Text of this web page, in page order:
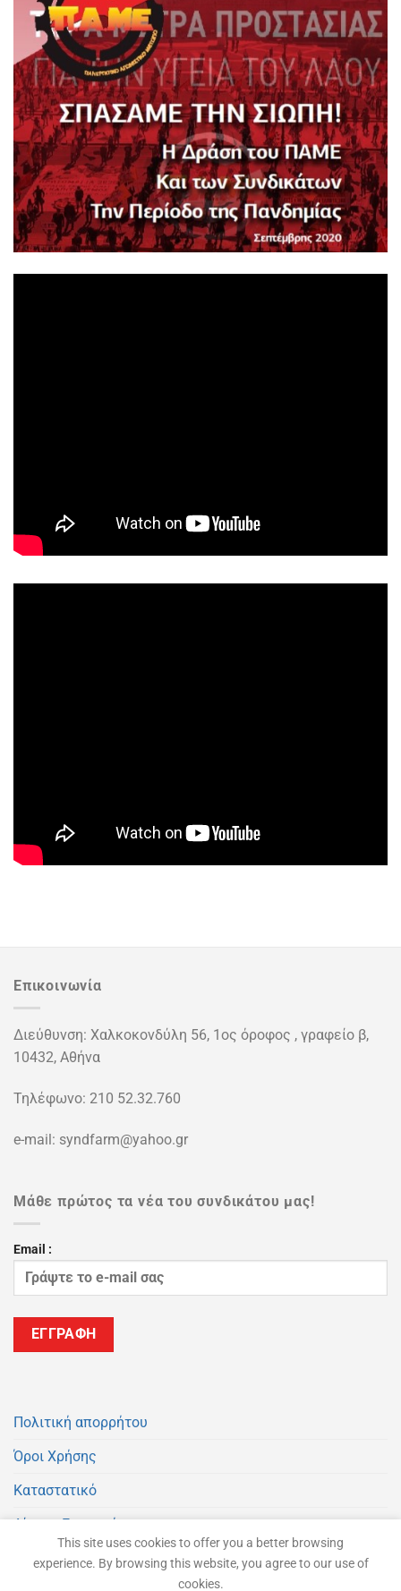
Επικοινωνία
Διεύθυνση: Χαλκοκονδύλη 56, 1ος όροφος , γραφείο β,
10432, Αθήνα
Τηλέφωνο: 210 52.32.760
e-mail: syndfarm@yahoo.gr
Μάθε πρώτος τα νέα του συνδικάτου μας!
Email :
Πολιτική απορρήτου
Όροι Χρήσης
Καταστατικό
Αίτηση Εγγραφής
Εγγραφή στο Newsletter
This site uses cookies to offer you a better browsing
experience. By browsing this website, you agree to our use of
cookies.